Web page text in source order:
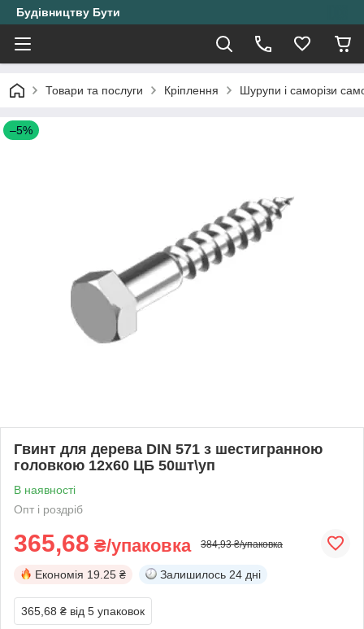
Будівництву Бути
Товари та послуги Кріплення Шурупи і саморізи
–5%
Гвинт для дерева DIN 571 з шестигранною
головкою 12х60 ЦБ 50шт\уп
В наявності
Опт і роздріб
365,68 ₴/упаковка 384,93 ₴/упаковка
Економія 19.25 ₴ Залишилось 24 дні
365,68 ₴ від 5 упаковок